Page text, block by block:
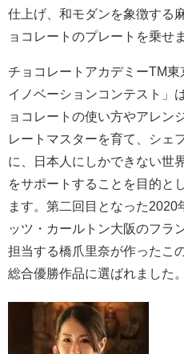
仕上げ、和モダンを象徴する
ョコレートのプレートを乗せ
チョコレートアカデミーTM
イノベーションコンテスト」
ョコレートの使い方やアレン
レートマスターを育て、シェ
に、日本人にしかできない世
をサポートすることを目的と
ます。第二回目となった2020
ッツ・カールトン大阪のフラ
担当する橋爪里奈が作ったこ
総合優勝作品に選ばれました。